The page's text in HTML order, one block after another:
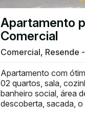
Apartamento
Comercial
Comercial, Resende
Apartamento com
02 quartos, sala,
banheiro social, área
descoberta, sacada, o